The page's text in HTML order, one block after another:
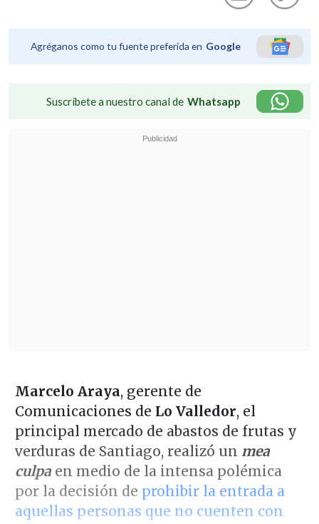
Agréganos como tu fuente preferida en Google
Suscríbete a nuestro canal de Whatsapp
Marcelo Araya, gerente de
Comunicaciones de Lo Valledor, el
principal mercado de abastos de frutas y
verduras de Santiago, realizó un mea
culpaen medio de la intensa polémica
por la decisión de prohibir la entrada a
aquellas personas que no cuenten con